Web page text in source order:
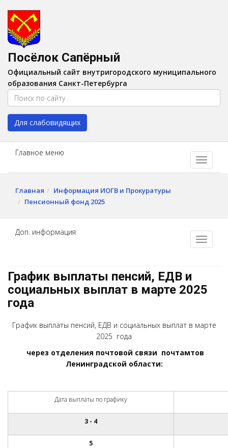
Изображения:
Цвет:A A
Посёлок Сапёрный
Официальный сайт внутригородского муниципального
образования Санкт-Петербурга
Для слабовидящих
Главное меню
Главная
Информация ИОГВ и Прокуратуры
Пенсионный фонд 2025
Доп. информация
График выплаты пенсий, ЕДВ и
социальных выплат в марте 2025
года
График выплаты пенсий, ЕДВ и социальных выплат в марте
2025 года
через отделения почтовой связи почтамтов
Ленинградской области:
Дата выплаты по графику
3 - 4
5